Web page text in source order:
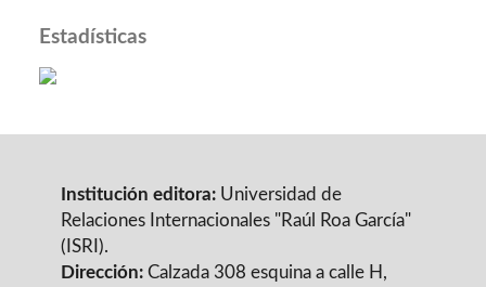
Estadísticas
Institución editora:Universidad de
Relaciones Internacionales "Raúl Roa García"
(ISRI).
Dirección:Calzada 308 esquina a calle H,